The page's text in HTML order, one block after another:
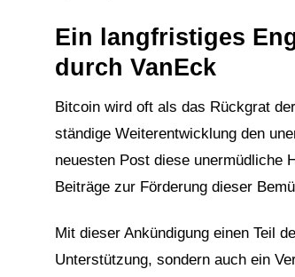
Ein langfristiges
durch VanEck
Bitcoin wird oft als das Rückgrat
ständige Weiterentwicklung den
neuesten Post diese unermüdliche
Beiträge zur Förderung dieser
Mit dieser Ankündigung einen Teil
Unterstützung, sondern auch ein